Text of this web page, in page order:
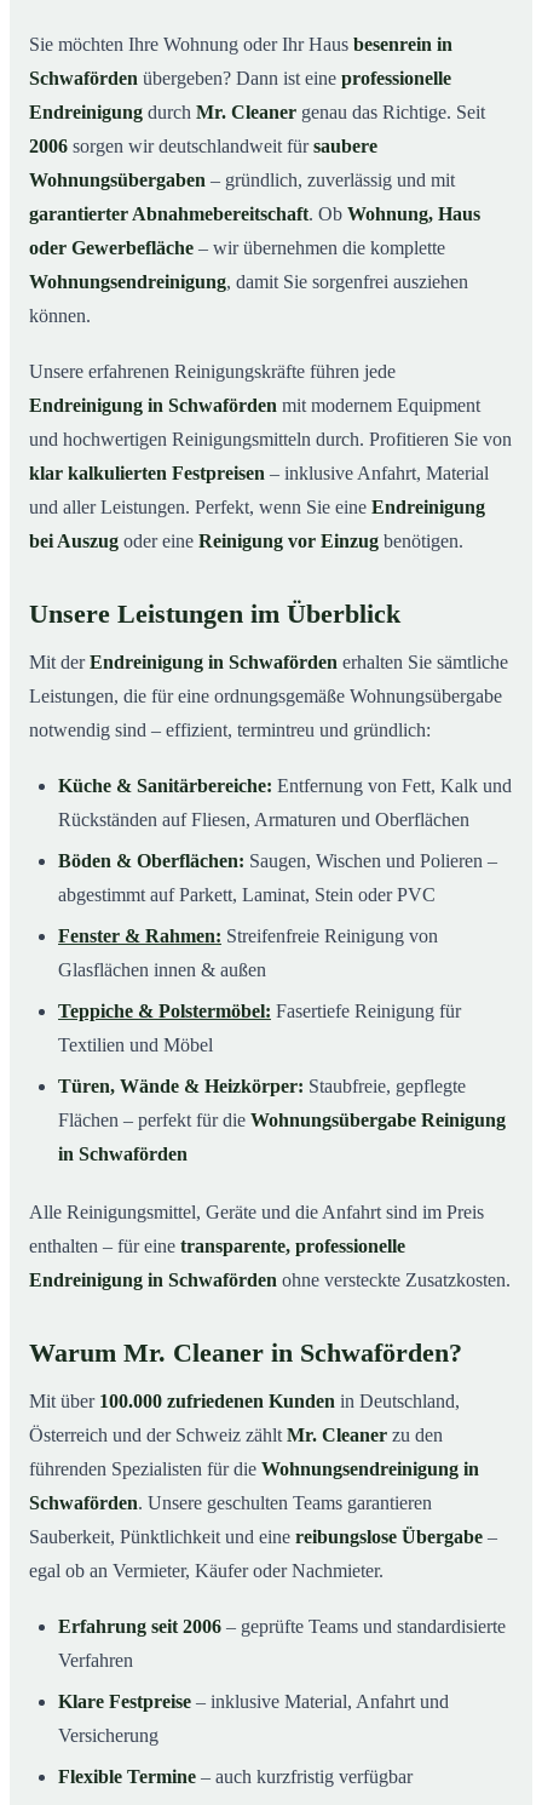
03Warum Mr. Cleaner in Schwaförden?
04So läuft die Endreinigung in Schwaförden ab
05Typische Anlässe für eine Endreinigung
07Jetzt Angebot anfordern
08So sieht eine professionelle Endreinigung in
Sie möchten Ihre Wohnung oder Ihr Haus besenrein in
Schwaförden übergeben? Dann ist eine professionelle
Endreinigung durch Mr. Cleaner genau das Richtige. Seit
2006 sorgen wir deutschlandweit fürsaubere
Wohnungsübergaben – gründlich, zuverlässig und mit
garantierter Abnahmebereitschaft. Ob Wohnung, Haus
oder Gewerbefläche – wir übernehmen die komplette
Wohnungsendreinigung, damit Sie sorgenfrei ausziehen
können.
Unsere erfahrenen Reinigungskräfte führen jede
Endreinigung in Schwaförden mit modernem Equipment
und hochwertigen Reinigungsmitteln durch. Profitieren Sie von
klar kalkulierten Festpreisen – inklusive Anfahrt, Material
und aller Leistungen. Perfekt, wenn Sie eine Endreinigung
bei Auszug oder eine Reinigung vor Einzug benötigen.
Unsere Leistungen im Überblick
Mit derEndreinigung in Schwaförden erhalten Sie sämtliche
Leistungen, die für eine ordnungsgemäße Wohnungsübergabe
notwendig sind – effizient, termintreu und gründlich:
Küche & Sanitärbereiche: Entfernung von Fett, Kalk und
Rückständen auf Fliesen, Armaturen und Oberflächen
Böden & Oberflächen: Saugen, Wischen und Polieren –
abgestimmt auf Parkett, Laminat, Stein oder PVC
Fenster & Rahmen: Streifenfreie Reinigung von
Glasflächen innen & außen
Teppiche & Polstermöbel: Fasertiefe Reinigung für
Textilien und Möbel
Türen, Wände & Heizkörper: Staubfreie, gepflegte
Flächen – perfekt für die Wohnungsübergabe Reinigung
in Schwaförden
Alle Reinigungsmittel, Geräte und die Anfahrt sind im Preis
enthalten – für eine transparente, professionelle
Endreinigung in Schwaförden ohne versteckte Zusatzkosten.
Warum Mr. Cleaner in Schwaförden?
Mit über 100.000 zufriedenen Kunden in Deutschland,
Österreich und der Schweiz zählt Mr. Cleaner zu den
führenden Spezialisten für die Wohnungsendreinigung in
Schwaförden. Unsere geschulten Teams garantieren
Sauberkeit, Pünktlichkeit und eine reibungslose Übergabe –
egal ob an Vermieter, Käufer oder Nachmieter.
Erfahrung seit 2006 – geprüfte Teams und standardisierte
Verfahren
Klare Festpreise – inklusive Material, Anfahrt und
Versicherung
Flexible Termine – auch kurzfristig verfügbar